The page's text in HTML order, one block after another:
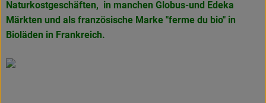
Naturkostgeschäften, in manchen Globus-und Edeka
Märkten und als französische Marke "ferme du bio" in
Bioläden in Frankreich.